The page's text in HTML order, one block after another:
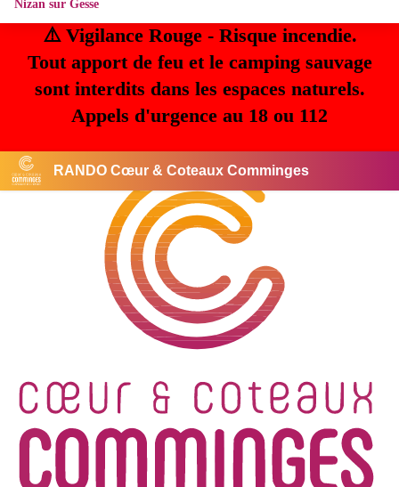
⚠️ Vigilance Rouge - Risque incendie.
Tout apport de feu et le camping sauvage
sont interdits dans les espaces naturels.
Appels d'urgence au 18 ou 112
RANDO Cœur & Coteaux Comminges
Nizan sur Gesse